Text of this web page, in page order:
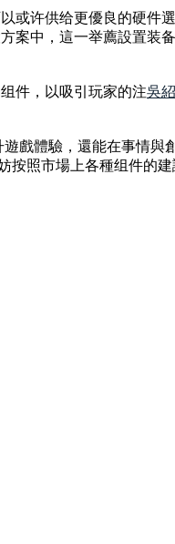
或许供给更優良的硬件
案中，這一举薦設置装
件，以吸引玩家的注吳
戲體驗，還能在事情與
按照市場上各種组件的